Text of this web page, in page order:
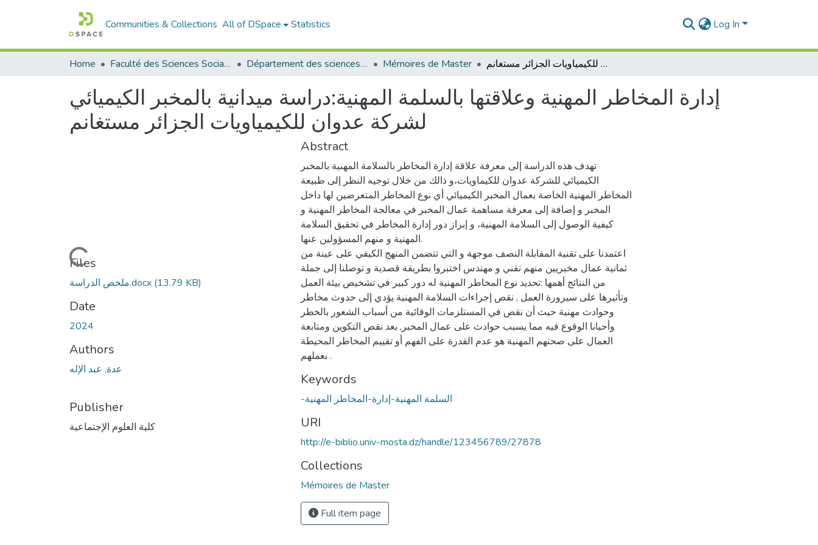
Communities & Collections All of DSpace Statistics Log In
Home Faculté des Sciences Sociales Département des sciences sociales Mémoires de Master إدارة المخاطر المهنية وعلاقتها بالسلمة المهنية:دراسة ميدانية بالمخبر الكيميائي لشركة عدوان للكيمياويات الجزائر مستغانم
إدارة المخاطر المهنية وعلاقتها بالسلمة المهنية:دراسة ميدانية بالمخبر الكيميائي
لشركة عدوان للكيمياويات الجزائر مستغانم
Loading...
Files
ملخص الدراسة.docx (13.79 KB)
Date
2024
Authors
عدة, عبد الإله
Publisher
كلية العلوم الإجتماعية
Abstract
تهدف هذه الدراسة إلى معرفة علاقة إدارة المخاطر بالسلامة المهنية بالمخبر
الكيميائي للشركة عدوان للكيماويات،و ذالك من خلال توجيه النظر إلى طبيعة
المخاطر المهنية الخاصة بعمال المخبر الكيميائي أي نوع المخاطر المتعرضين لها داخل
المخبر و إضافة إلى معرفة مساهمة عمال المخبر في معالجة المخاطر المهنية و
كيفية الوصول إلى السلامة المهنية، و إبراز دور إدارة المخاطر في تحقيق السلامة
المهنية و منهم المسؤولين عنها.
اعتمدنا على تقنية المقابلة النصف موجهة و التي تتضمن المنهج الكيفي على عينة من
ثمانية عمال مخبريين منهم تقني و مهندس اختبروا بطريقة قصدية و توصلنا إلى جملة
من النتائج أهمها :تحديد نوع المخاطر المهنية له دور كبير في تشخيص بيئة العمل
وتأثيرها على سيرورة العمل , نقص إجراءات السلامة المهنية يؤدي إلى حدوث مخاطر
وحوادث مهنية حيث أن نقص في المستلزمات الوقائية من أسباب الشعور بالخطر
وأحيانا الوقوع فيه مما يسبب حوادث على عمال المخبر, بعد نقص التكوين ومتابعة
العمال على صحتهم المهنية هو عدم القدرة على الفهم أو تقييم المخاطر المحيطة
بعملهم .
Keywords
-السلمة المهنية-إدارة-المخاطر المهنية
URI
http://e-biblio.univ-mosta.dz/handle/123456789/27878
Collections
Mémoires de Master
Full item page